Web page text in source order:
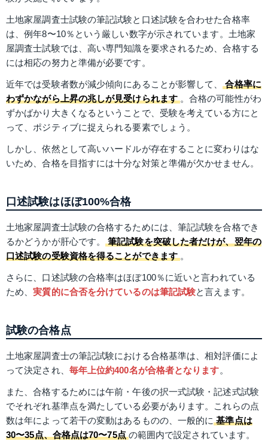
土地家屋調査士試験の筆記試験と口述試験を合わせた合格率
は、例年8〜10％という厳しい数字が示されています。土地家
屋調査士試験では、高い専門知識を要求されるため、合格する
には相応の努力と準備が必要です。
近年では受験者数が減少傾向にあることが影響して、 合格率に
わずかながら上昇の兆しが見受けられます 。合格の可能性がわ
ずかばかり大きくなるということで、受験を考えている方にと
って、ポジティブに捉えられる要素でしょう。
しかし、依然として高いハードルが存在することに変わりはな
いため、合格を目指すには十分な対策と準備が欠かせません。
口述試験はほぼ100%合格
土地家屋調査士試験の合格するためには、筆記試験を合格でき
るかどうかが肝心です。 筆記試験を突破した者だけが、翌年の
口述試験の受験資格を得ることができます 。
さらに、口述試験の合格率はほぼ100％に近いと言われている
ため、実質的に合否を分けているのは筆記試験と言えます。
試験の合格点
土地家屋調査士の筆記試験における合格基準は、相対評価によ
って決定され、 毎年上位約400名が合格者となります。
また、合格するためには午前・午後の択一式試験・記述式試験
でそれぞれ基準点を満たしている必要があります。これらの点
数は年によって若干の変動はあるものの、一般的に 基準点は
30〜35点、合格点は70〜75点 の範囲内で設定されています。